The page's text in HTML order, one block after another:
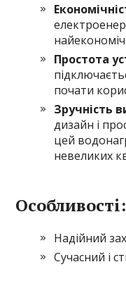
Простота
почати
Зручність
дизайн і
цей
невеликих
Особливості:
Надійний
Сучасний і